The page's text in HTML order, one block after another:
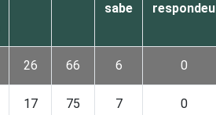
sabe
respondeu
26 66 6 0
17 75 7 0